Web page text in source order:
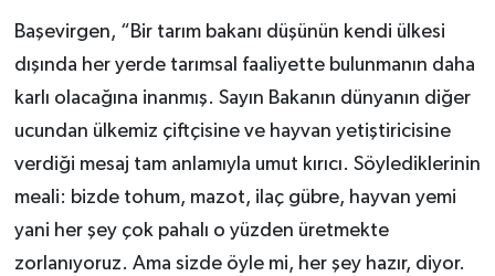
Başevirgen, “Bir tarım bakanı düşünün kendi ülkesi
dışında her yerde tarımsal faaliyette bulunmanın daha
karlı olacağına inanmış. Sayın Bakanın dünyanın diğer
ucundan ülkemiz çiftçisine ve hayvan yetiştiricisine
verdiği mesaj tam anlamıyla umut kırıcı. Söylediklerinin
meali: bizde tohum, mazot, ilaç gübre, hayvan yemi
yani her şey çok pahalı o yüzden üretmekte
zorlanıyoruz. Ama sizde öyle mi, her şey hazır, diyor.